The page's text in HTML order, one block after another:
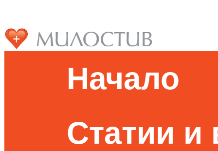
Начало
Статии и